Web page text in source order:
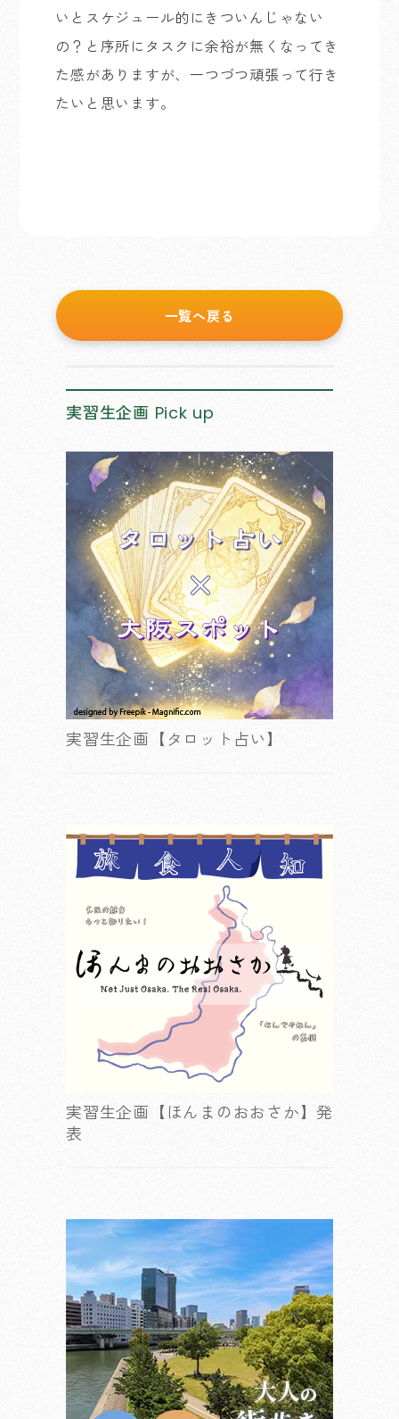
いとスケジュール的にきついんじゃない
の？と序所にタスクに余裕が無くなってき
た感がありますが、一つづつ頑張って行き
たいと思います。
一覧へ戻る
実習生企画 Pick up
実習生企画【タロット占い】
実習生企画【ほんまのおおさか】発
表